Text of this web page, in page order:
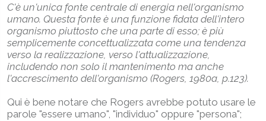
C'è un'unica fonte centrale di energia nell'organismo
umano. Questa fonte è una funzione fidata dell'intero
organismo piuttosto che una parte di esso; è più
semplicemente concettualizzata come una tendenza
verso la realizzazione, verso l'attualizzazione,
includendo non solo il mantenimento ma anche
l'accrescimento dell'organismo (Rogers, 1980a, p.123).
Qui è bene notare che Rogers avrebbe potuto usare le
parole "essere umano", "individuo" oppure "persona";